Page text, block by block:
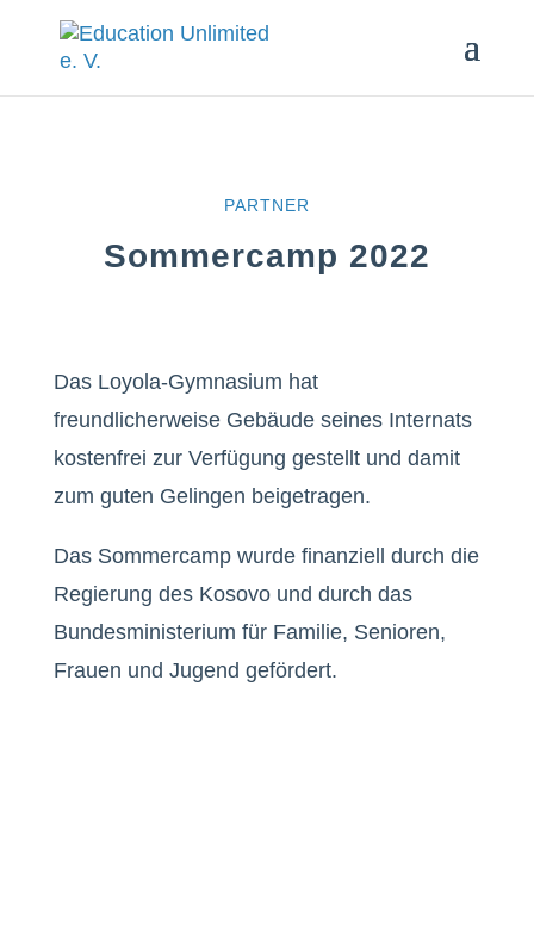
PARTNER
Sommercamp 2022
Das Loyola-Gymnasium hat
freundlicherweise Gebäude seines Internats
kostenfrei zur Verfügung gestellt und damit
zum guten Gelingen beigetragen.
Das Sommercamp wurde finanziell durch die
Regierung des Kosovo und durch das
Bundesministerium für Familie, Senioren,
Frauen und Jugend gefördert.